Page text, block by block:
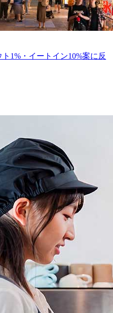
1%・イートイン10%案に反